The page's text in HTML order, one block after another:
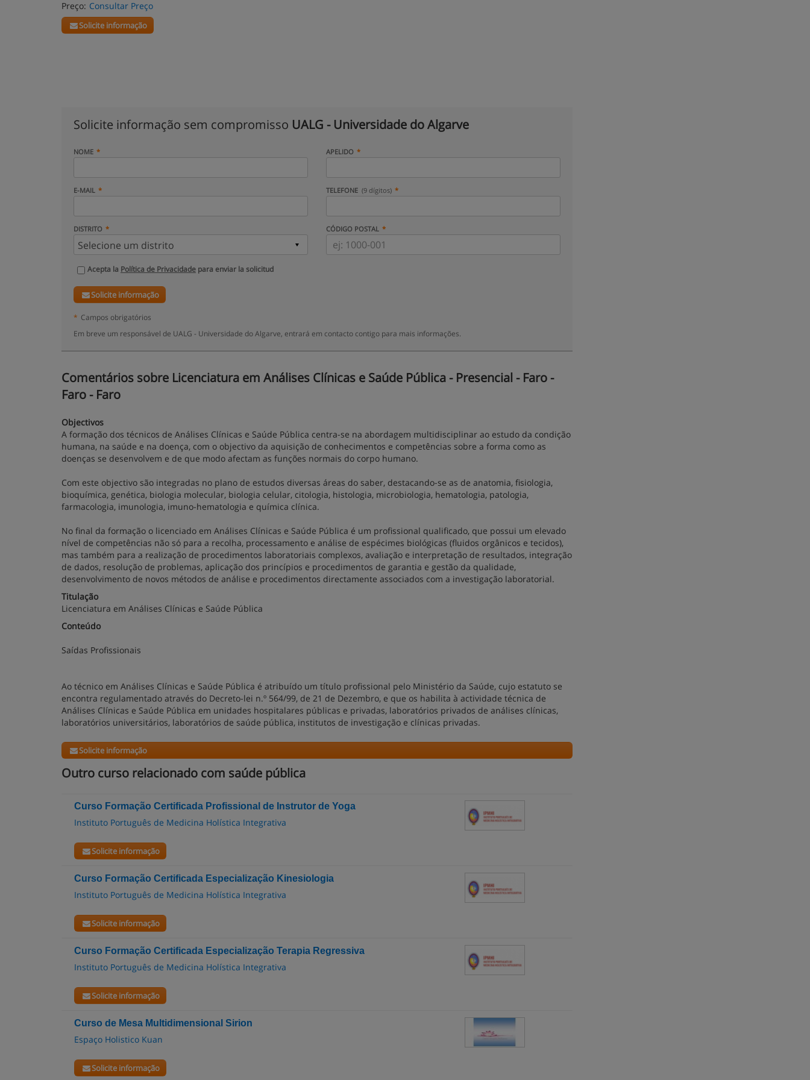
Preço: Consultar Preço
Solicite informação
Solicite informação sem compromisso UALG - Universidade do Algarve
NOME APELIDO
E-MAIL TELEFONE (9 dígitos)
DISTRITO CÓDIGO POSTAL
Acepta la Política de Privacidade para enviar la solicitud
Solicite informação
* Campos obrigatórios
Em breve um responsável de UALG - Universidade do Algarve, entrará em contacto contigo para mais informações.
Comentários sobre Licenciatura em Análises Clínicas e Saúde Pública - Presencial - Faro -
Faro - Faro
Objectivos
A formação dos técnicos de Análises Clínicas e Saúde Pública centra-se na abordagem multidisciplinar ao estudo da condição
humana, na saúde e na doença, com o objectivo da aquisição de conhecimentos e competências sobre a forma como as
doenças se desenvolvem e de que modo afectam as funções normais do corpo humano.
Com este objectivo são integradas no plano de estudos diversas áreas do saber, destacando-se as de anatomia, fisiologia,
bioquímica, genética, biologia molecular, biologia celular, citologia, histologia, microbiologia, hematologia, patologia,
farmacologia, imunologia, imuno-hematologia e química clínica.
No final da formação o licenciado em Análises Clínicas e Saúde Pública é um profissional qualificado, que possui um elevado
nível de competências não só para a recolha, processamento e análise de espécimes biológicas (fluidos orgânicos e tecidos),
mas também para a realização de procedimentos laboratoriais complexos, avaliação e interpretação de resultados, integração
de dados, resolução de problemas, aplicação dos princípios e procedimentos de garantia e gestão da qualidade,
desenvolvimento de novos métodos de análise e procedimentos directamente associados com a investigação laboratorial.
Titulação
Licenciatura em Análises Clínicas e Saúde Pública
Conteúdo
Saídas Profissionais
Ao técnico em Análises Clínicas e Saúde Pública é atribuído um título profissional pelo Ministério da Saúde, cujo estatuto se
encontra regulamentado através do Decreto-lei n.º 564/99, de 21 de Dezembro, e que os habilita à actividade técnica de
Análises Clínicas e Saúde Pública em unidades hospitalares públicas e privadas, laboratórios privados de análises clínicas,
laboratórios universitários, laboratórios de saúde pública, institutos de investigação e clínicas privadas.
Solicite informação
Outro curso relacionado com saúde pública
Curso Formação Certificada Profissional de Instrutor de Yoga
Instituto Português de Medicina Holística Integrativa
Solicite informação
Curso Formação Certificada Especialização Kinesiologia
Instituto Português de Medicina Holística Integrativa
Solicite informação
Curso Formação Certificada Especialização Terapia Regressiva
Instituto Português de Medicina Holística Integrativa
Solicite informação
Curso de Mesa Multidimensional Sirion
Espaço Holistico Kuan
Solicite informação